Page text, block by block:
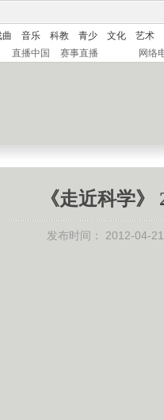
曲 音乐 科教 青少 文化
艺术
直播中国 赛事直播 网络
《走近科学》
发布时间： 2012-04-